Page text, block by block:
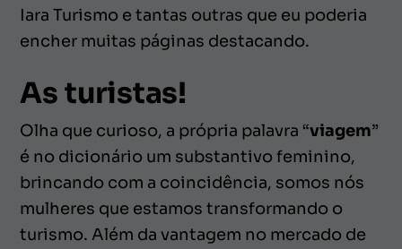
Iara Turismo e tantas outras que eu poderia
encher muitas páginas destacando.
As turistas!
Olha que curioso, a própria palavra “viagem”
é no dicionário um substantivo feminino,
brincando com a coincidência, somos nós
mulheres que estamos transformando o
turismo. Além da vantagem no mercado de